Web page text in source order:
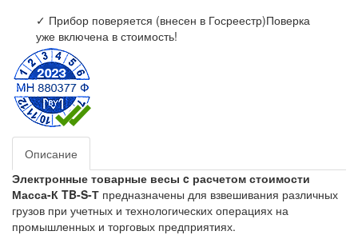
✓ Прибор поверяется (внесен в Госреестр)Поверка
уже включена в стоимость!
Описание
Электронные товарные весы c расчетом стоимости
Масса-К TB-S-Т предназначены для взвешивания различных
грузов при учетных и технологических операциях на
промышленных и торговых предприятиях.